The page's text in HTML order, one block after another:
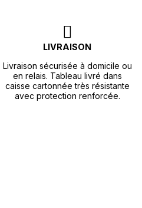
LIVRAISON
Livraison sécurisée à domicile ou
en relais. Tableau livré dans
caisse cartonnée très résistante
avec protection renforcée.